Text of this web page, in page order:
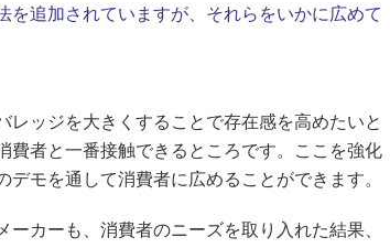
追加されていますが、それらをいかに広めて
ッジを大きくすることで存在感を高めたいと
費者と一番接触できるところです。ここを強化
モを通して消費者に広めることができます。
カーも、消費者のニーズを取り入れた結果、